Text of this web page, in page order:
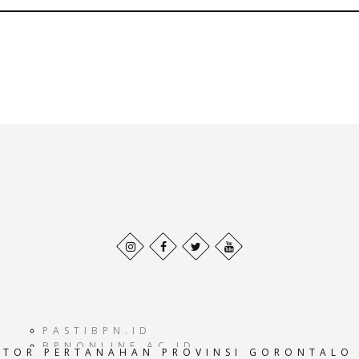
Behance
profile
Facebook
profile
Twitter
profile
Pinterest
PERTANAHAN PROVINSI
PASTIBPN.ID
BPNONLINE.AC.ID